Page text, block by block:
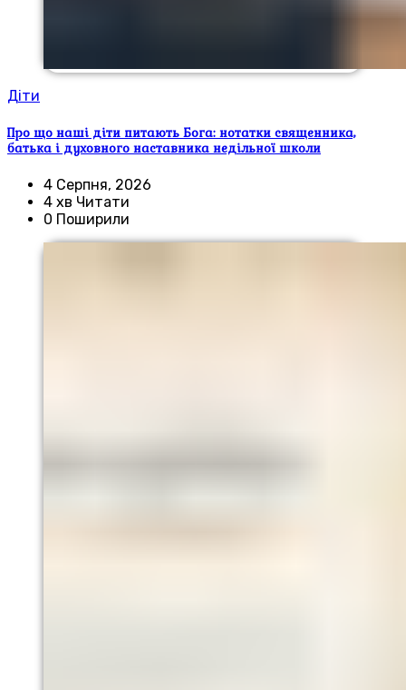
Діти
Про що наші діти питають Бога: нотатки священника,
батька і духовного наставника недільної школи
4 Серпня, 2026
4 хв Читати
0 Поширили